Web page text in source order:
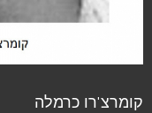
קומרצ'רו כרמלה